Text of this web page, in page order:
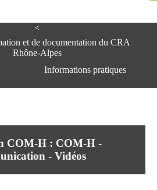
<
et de documentation du CRA
Rhône-Alpes
Informations pratiques
Centre Hospitalier le Vinatier
95, Bd Pinel
69678 Bron Cedex
Lundi au Vendredi
COM-H : COM-H -
- Vidéos